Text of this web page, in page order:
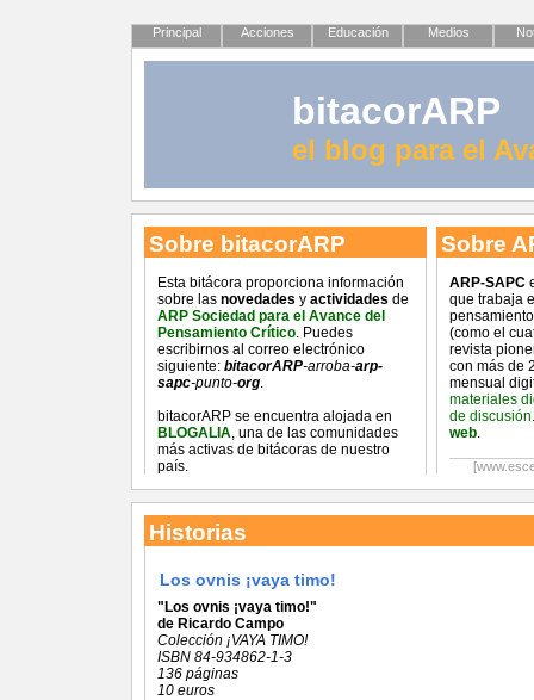
Principal Acciones Educación Medios
bitacorARP
el blog para el
Sobre bitacorARP
Esta bitácora proporciona información
sobre las novedades y actividades de
ARP Sociedad para el Avance del
Pensamiento Crítico. Puedes
escribirnos al correo electrónico
siguiente: bitacorARP-arroba-arp-
sapc-punto-org.
bitacorARP se encuentra alojada en
BLOGALIA, una de las comunidades
más activas de bitácoras de nuestro
país.
Sobre
ARP-SAPC
que trabaja
(como el
revista
con más de
mensual
materiales
de discusión
web.
Historias
Los ovnis ¡vaya timo!
"Los ovnis ¡vaya timo!"
de Ricardo Campo
Colección ¡VAYA TIMO!
ISBN 84-934862-1-3
136 páginas
10 euros